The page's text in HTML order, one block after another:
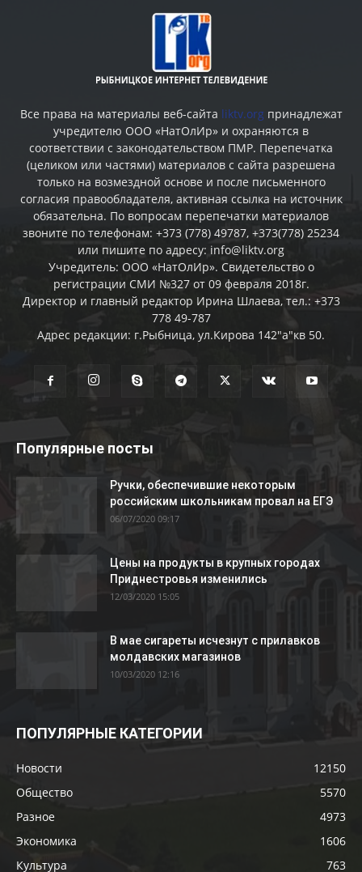
Все права на материалы веб-сайта liktv.org принадлежат
учредителю ООО «НатОлИр» и охраняются в
соответствии с законодательством ПМР. Перепечатка
(целиком или частями) материалов c сайта разрешена
только на возмездной основе и после письменного
согласия правообладателя, активная ссылка на источник
обязательна. По вопросам перепечатки материалов
звоните по телефонам: +373 (778) 49787, +373(778) 25234
или пишите по адресу: info@liktv.org
Учредитель: ООО «НатОлИр». Свидетельство о
регистрации СМИ №327 от 09 февраля 2018г.
Директор и главный редактор Ирина Шлаева, тел.: +373
778 49-787
Адрес редакции: г.Рыбница, ул.Кирова 142"а"кв 50.
Популярные посты
Ручки, обеспечившие некоторым
российским школьникам провал на ЕГЭ
06/07/2020 09:17
Цены на продукты в крупных городах
Приднестровья изменились
12/03/2020 15:05
В мае сигареты исчезнут с прилавков
молдавских магазинов
10/03/2020 12:16
ПОПУЛЯРНЫЕ КАТЕГОРИИ
Новости
12150
Общество
5570
Разное
4973
Экономика
1606
Культура
763